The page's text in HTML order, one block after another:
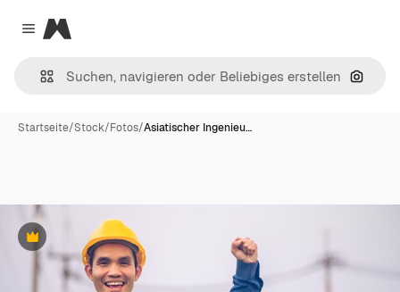
Close menu
Magnific
Nach
Startseite/Stock/Fotos/Asiatischer Ingenieu…
Premium